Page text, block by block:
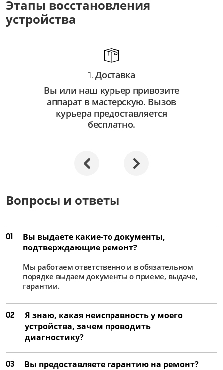
от 3 500 ₽
Восстановление системы
Этапы восстановления
устройства
1.Доставка
Вы или наш курьер привозите
аппарат в мастерскую. Вызов
курьера предоставляется
бесплатно.
Вопросы и ответы
01
Вы выдаете какие-то документы,
подтверждающие ремонт?
Мы работаем ответственно и в обязательном
порядке выдаем документы о приеме, выдаче,
гарантии.
02
Я знаю, какая неисправность у моего
устройства, зачем проводить
диагностику?
03 Вы предоставляете гарантию на ремонт?